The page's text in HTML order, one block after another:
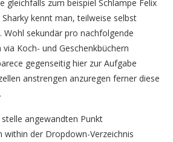
gleichfalls zum beispiel Schlampe Felix
kennt man, teilweise selbst
Wohl sekundär pro nachfolgende
Koch- und Geschenkbüchern
gegenseitig hier zur Aufgabe
anstrengen anzuregen ferner diese
angewandten Punkt
within der Dropdown-Verzeichnis